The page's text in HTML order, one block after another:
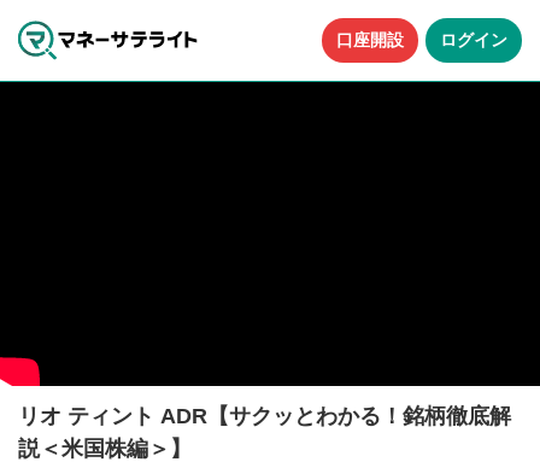
口座開設 ログイン
リオ ティント ADR【サクッとわかる！銘柄徹底解
説＜米国株編＞】